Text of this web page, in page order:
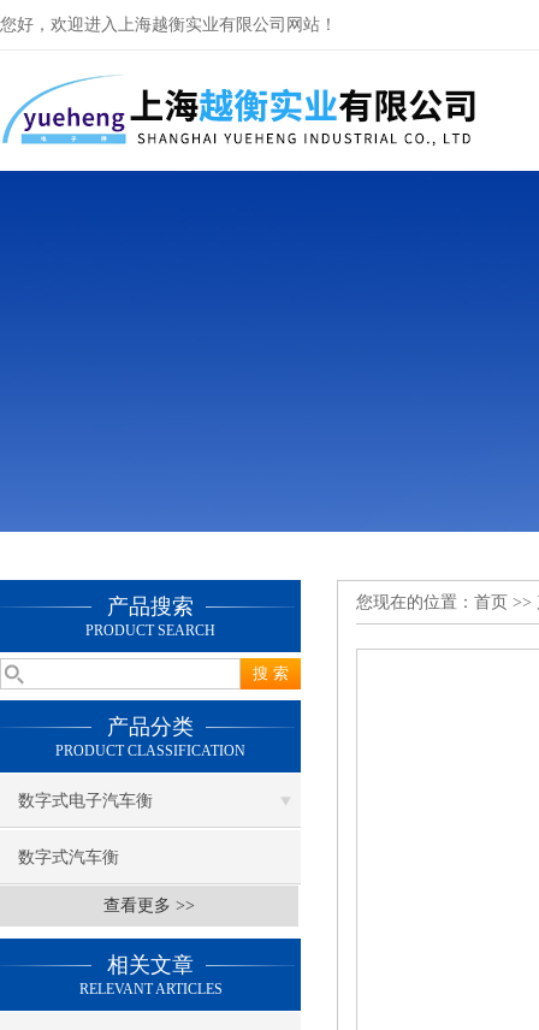
您好，欢迎进入上海越衡实业有限公司网站！
产品搜索
PRODUCT SEARCH
产品分类
PRODUCT CLASSIFICATION
数字式电子汽车衡
数字式汽车衡
查看更多 >>
相关文章
RELEVANT ARTICLES
您现在的位置： 首页 >>